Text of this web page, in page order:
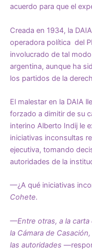
acuerdo para que el
Creada en 1934, la
operadora política del
involucrado de tal
argentina, aunque ha
los partidos de la
El malestar en la DAIA
forzado a dimitir de su
interino Alberto Indij le
iniciativas inconsultas
ejecutiva, tomando
autoridades de la
—¿A qué iniciativas
Cohete.
—Entre otras, a la carta
la Cámara de
las autoridades —